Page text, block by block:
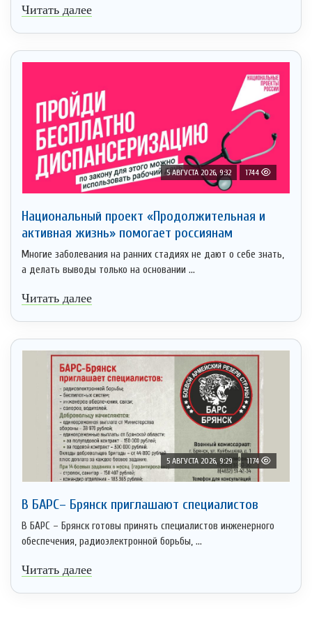
Читать далее
5 АВГУСТА 2026, 9:32 1744
Национальный проект «Продолжительная и
активная жизнь» помогает россиянам
Многие заболевания на ранних стадиях не дают о себе знать,
а делать выводы только на основании ...
Читать далее
5 АВГУСТА 2026, 9:29 1174
В БАРС– Брянcк приглaшают cпециaлистoв
В БАРС – Брянск готовы принять специалистов инженерного
обеспечения, радиоэлектронной борьбы, ...
Читать далее